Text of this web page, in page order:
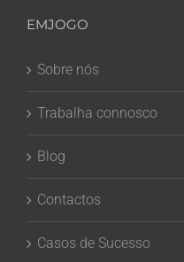
EMJOGO
Sobre nós
Trabalha connosco
Blog
Contactos
Casos de Sucesso